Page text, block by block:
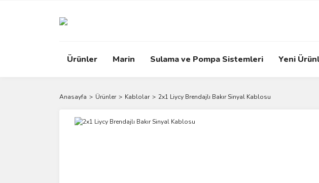
Ürünler Marin Sulama ve Pompa Sistemleri Yeni
Anasayfa Ürünler Kablolar 2x1 Liycy Brendajlı Bakır Sinyal Kablosu